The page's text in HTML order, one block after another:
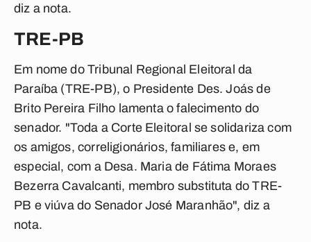
diz a nota.
TRE-PB
Em nome do Tribunal Regional Eleitoral da
Paraíba (TRE-PB), o Presidente Des. Joás de
Brito Pereira Filho lamenta o falecimento do
senador. "Toda a Corte Eleitoral se solidariza com
os amigos, correligionários, familiares e, em
especial, com a Desa. Maria de Fátima Moraes
Bezerra Cavalcanti, membro substituta do TRE-
PB e viúva do Senador José Maranhão", diz a
nota.